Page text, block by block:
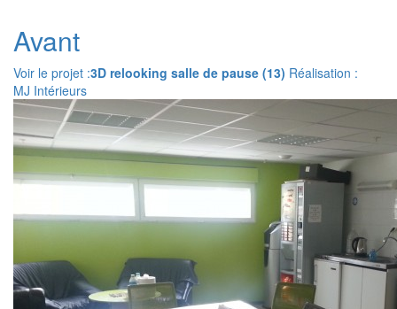
Avant
Voir le projet :3D relooking salle de pause (13) Réalisation :
MJ Intérieurs